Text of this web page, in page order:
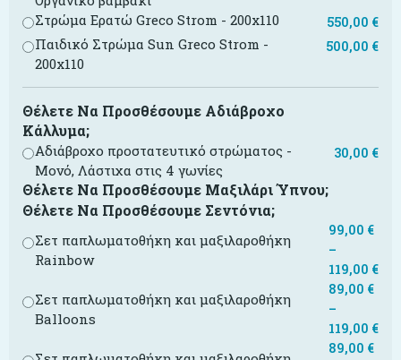
Στρώμα Ερατώ Greco Strom - 200x110
550,00 €
Παιδικό Στρώμα Sun Greco Strom -
200x110
500,00 €
Θέλετε Να Προσθέσουμε Αδιάβροχο
Κάλλυμα;
Αδιάβροχο προστατευτικό στρώματος -
Μονό, Λάστιχα στις 4 γωνίες
30,00 €
Θέλετε Να Προσθέσουμε Μαξιλάρι Ύπνου;
Θέλετε Να Προσθέσουμε Σεντόνια;
Σετ παπλωματοθήκη και μαξιλαροθήκη
Rainbow
99,00 €
–
119,00 €
Σετ παπλωματοθήκη και μαξιλαροθήκη
Balloons
89,00 €
–
119,00 €
89,00 €